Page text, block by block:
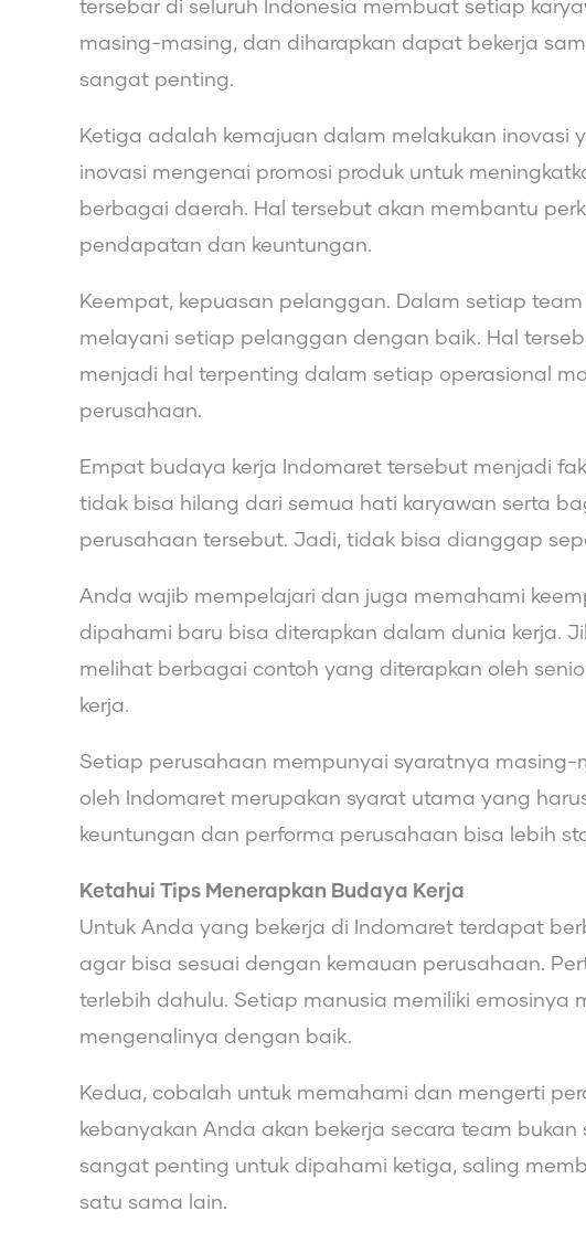
tersebar di seluruh Indonesia membuat setiap
masing-masing, dan diharapkan dapat bekerja
sangat penting.
Ketiga adalah kemajuan dalam melakukan inovasi
inovasi mengenai promosi produk untuk
berbagai daerah. Hal tersebut akan membantu
pendapatan dan keuntungan.
Keempat, kepuasan pelanggan. Dalam setiap
melayani setiap pelanggan dengan baik. Hal
menjadi hal terpenting dalam setiap operasional
perusahaan.
Empat budaya kerja Indomaret tersebut menjadi
tidak bisa hilang dari semua hati karyawan serta
perusahaan tersebut. Jadi, tidak bisa dianggap
Anda wajib mempelajari dan juga memahami
dipahami baru bisa diterapkan dalam dunia kerja.
melihat berbagai contoh yang diterapkan oleh
kerja.
Setiap perusahaan mempunyai syaratnya masing-
oleh Indomaret merupakan syarat utama yang
keuntungan dan performa perusahaan bisa lebih
Ketahui Tips Menerapkan Budaya Kerja
Untuk Anda yang bekerja di Indomaret terdapat
agar bisa sesuai dengan kemauan perusahaan.
terlebih dahulu. Setiap manusia memiliki emosinya
mengenalinya dengan baik.
Kedua, cobalah untuk memahami dan mengerti
kebanyakan Anda akan bekerja secara team
sangat penting untuk dipahami ketiga, saling
satu sama lain.